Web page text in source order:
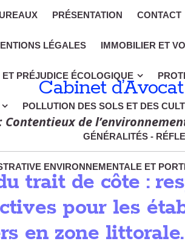
PRÉSENTATION CONTACT
LÉGALES IMMOBILIER ET
PRÉJUDICE ÉCOLOGIQUE
POLLUTION DES SOLS ET DES
GÉNÉRALITÉS -
ENVIRONNEMENTALE ET
Cabinet
Contentieux de
trait de côte :
pour les
en zone littorale.